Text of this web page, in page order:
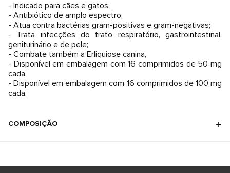
- Indicado para cães e gatos;
- Antibiótico de amplo espectro;
- Atua contra bactérias gram-positivas e gram-negativas;
- Trata infecções do trato respiratório, gastrointestinal,
geniturinário e de pele;
- Combate também a Erliquiose canina,
- Disponível em embalagem com 16 comprimidos de 50 mg
cada.
- Disponível em embalagem com 16 comprimidos de 100 mg
cada.
COMPOSIÇÃO